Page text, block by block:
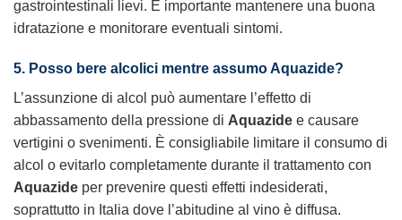
gastrointestinali lievi. È importante mantenere una buona
idratazione e monitorare eventuali sintomi.
5. Posso bere alcolici mentre assumo Aquazide?
L’assunzione di alcol può aumentare l’effetto di
abbassamento della pressione di Aquazide e causare
vertigini o svenimenti. È consigliabile limitare il consumo di
alcol o evitarlo completamente durante il trattamento con
Aquazide per prevenire questi effetti indesiderati,
soprattutto in Italia dove l’abitudine al vino è diffusa.